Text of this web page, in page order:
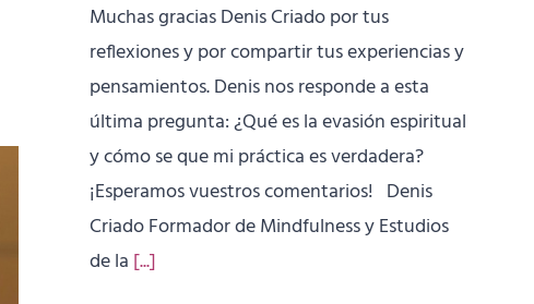
Muchas gracias Denis Criado por tus
reflexiones y por compartir tus experiencias y
pensamientos. Denis nos responde a esta
última pregunta: ¿Qué es la evasión espiritual
y cómo se que mi práctica es verdadera?
¡Esperamos vuestros comentarios! Denis
Criado Formador de Mindfulness y Estudios
de la [...]